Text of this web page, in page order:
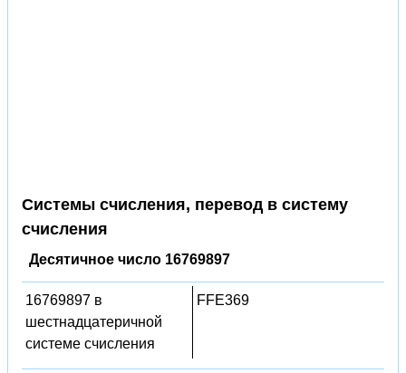
Системы счисления, перевод в систему
счисления
Десятичное число 16769897
16769897 в
шестнадцатеричной
системе счисления
FFE369